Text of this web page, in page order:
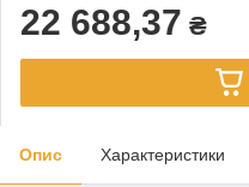
22 688,37 ₴
Опис Характеристики